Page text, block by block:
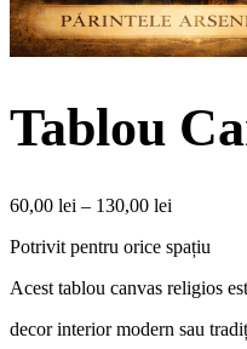
Tablou
60,00 lei – 130,00 lei
prețuri:
până
130,00 lei
Potrivit pentru orice spațiu
Acest tablou canvas religios
decor interior modern sau